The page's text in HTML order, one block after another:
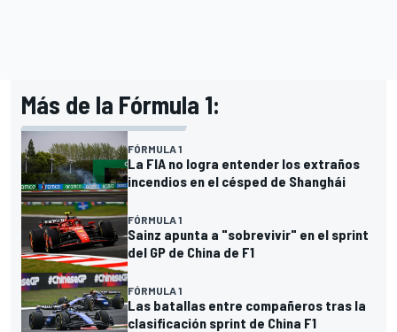
Más de la Fórmula 1:
FÓRMULA 1
La FIA no logra entender los extraños
incendios en el césped de Shanghái
FÓRMULA 1
Sainz apunta a "sobrevivir" en el sprint
del GP de China de F1
FÓRMULA 1
Las batallas entre compañeros tras la
clasificación sprint de China F1